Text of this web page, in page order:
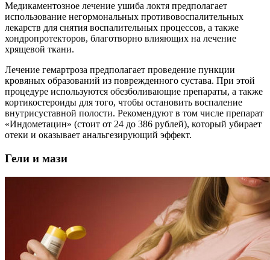
Медикаментозное лечение ушиба локтя предполагает
использование негормональных противовоспалительных
лекарств для снятия воспалительных процессов, а также
хондропротекторов, благотворно влияющих на лечение
хрящевой ткани.
Лечение гемартроза предполагает проведение пункции
кровяных образований из поврежденного сустава. При этой
процедуре используются обезболивающие препараты, а также
кортикостероиды для того, чтобы остановить воспаление
внутрисуставной полости. Рекомендуют в том числе препарат
«Индометацин» (стоит от 24 до 386 рублей), который убирает
отеки и оказывает анальгезирующий эффект.
Гели и мази